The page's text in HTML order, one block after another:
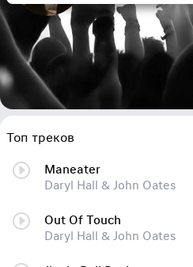
Топ треков
Maneater
Daryl Hall & John Oates
Out Of Touch
Daryl Hall & John Oates